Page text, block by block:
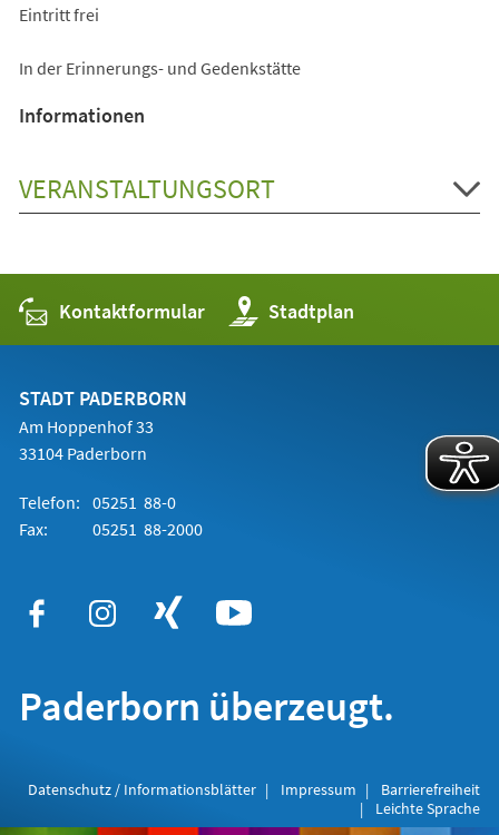
Eintritt frei
In der Erinnerungs- und Gedenkstätte
Informationen
VERANSTALTUNGSORT
Kontaktformular Stadtplan
(Öffnet
in
einem
STADT PADERBORN
Am Hoppenhof 33
33104 Paderborn
Telefon: 05251 88-0
Fax:
05251 88-2000
Paderborn überzeugt.
Datenschutz / Informationsblätter Impressum
Barrierefreiheit
Leichte Sprache